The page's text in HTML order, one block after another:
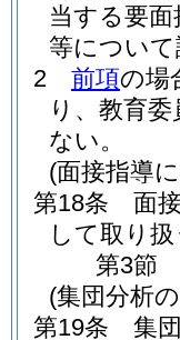
当する要
等につい
2
前項の場
り、教育
ない。
(面接指導
第18条
面
して取り
第3節
(集団分析
第19条
集